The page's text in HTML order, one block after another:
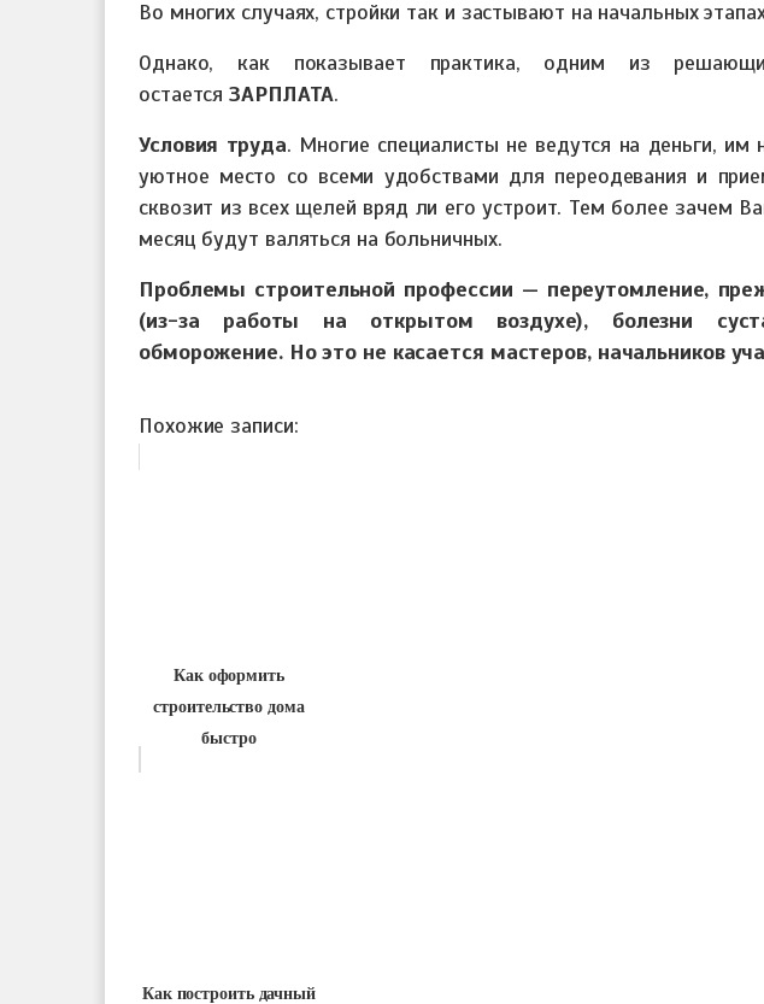
Во многих случаях, стройки так и застывают на начальных
Однако, как показывает практика, одним из
остаетсяЗАРПЛАТА.
Условия труда. Многие специалисты не ведутся на деньги,
уютное место со всеми удобствами для переодевания и
сквозит из всех щелей вряд ли его устроит. Тем более зачем
месяц будут валяться на больничных.
Проблемы строительной профессии — переутомление,
(из-за работы на открытом воздухе), болезни
обморожение. Но это не касается мастеров, начальников
Похожие записи:
Как оформить
строительство дома
быстро
Как построить дачный